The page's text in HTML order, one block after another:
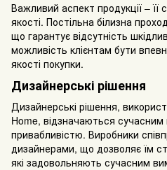
Важливий аспект продукції – її
якості. Постільна білизна
що гарантує відсутність
можливість клієнтам бути
якості покупки.
Дизайнерські рішення
Дизайнерські рішення,
Home, відзначаються
привабливістю. Виробники
дизайнерами, що дозволяє їм
які задовольняють сучасним